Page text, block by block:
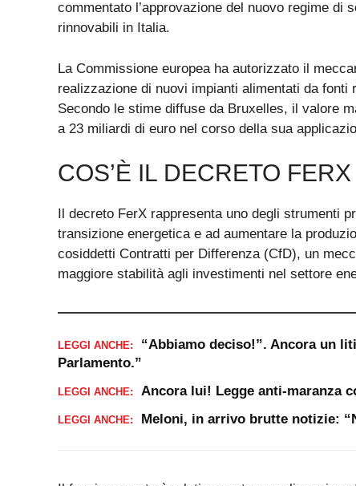
commentato l’approvazione del nuovo regime di
rinnovabili in Italia.
La Commissione europea ha autorizzato il
realizzazione di nuovi impianti alimentati da
Secondo le stime diffuse da Bruxelles, il valore
a 23 miliardi di euro nel corso della sua
COS’È IL DECRETO FERX
Il decreto FerX rappresenta uno degli strumenti
transizione energetica e ad aumentare la
cosiddetti Contratti per Differenza (CfD), un
maggiore stabilità agli investimenti nel settore
LEGGI ANCHE:
“Abbiamo deciso!”. Ancora un
Parlamento.”
LEGGI ANCHE: Ancora lui! Legge anti-maranza
LEGGI ANCHE: Meloni, in arrivo brutte notizie: